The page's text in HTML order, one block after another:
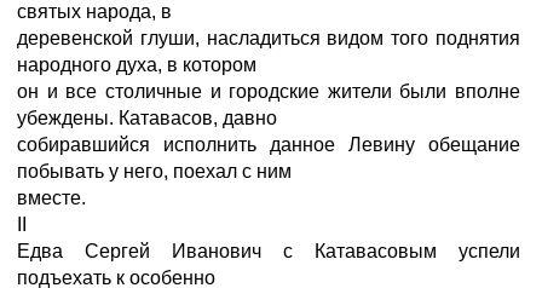
святых народа, в
деревенской глуши, насладиться видом того поднятия
народного духа, в котором
он и все столичные и городские жители были вполне
убеждены. Катавасов, давно
собиравшийся исполнить данное Левину обещание
побывать у него, поехал с ним
вместе.
Едва Сергей Иванович с Катавасовым успели
подъехать к особенно